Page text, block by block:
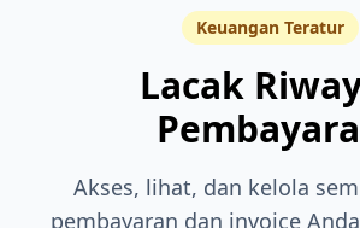
Keuangan Teratur
Lacak
Akses, lihat, dan kelola
pembayaran dan invoice